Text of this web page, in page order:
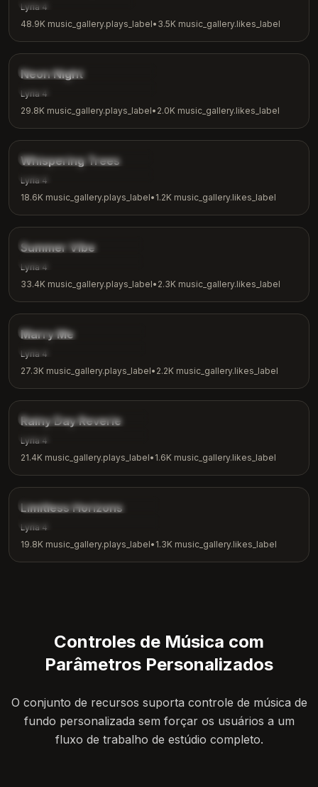
Lyria 4
48.9K music_gallery.plays_label• 3.5K music_gallery.likes_label
music_gallery.tags.synthwave
Neon Night
Lyria 4
29.8K music_gallery.plays_label• 2.0K music_gallery.likes_label
music_gallery.tags.nature
Whispering Trees
Lyria 4
18.6K music_gallery.plays_label• 1.2K music_gallery.likes_label
music_gallery.tags.chill
Summer Vibe
Lyria 4
33.4K music_gallery.plays_label• 2.3K music_gallery.likes_label
music_gallery.tags.romantic
Marry Me
Lyria 4
27.3K music_gallery.plays_label• 2.2K music_gallery.likes_label
music_gallery.tags.ambient
Rainy Day Reverie
Lyria 4
21.4K music_gallery.plays_label• 1.6K music_gallery.likes_label
music_gallery.tags.inspirational
Limitless Horizons
Lyria 4
19.8K music_gallery.plays_label• 1.3K music_gallery.likes_label
Controles de Música com
Parâmetros Personalizados
O conjunto de recursos suporta controle de música de
fundo personalizada sem forçar os usuários a um
fluxo de trabalho de estúdio completo.